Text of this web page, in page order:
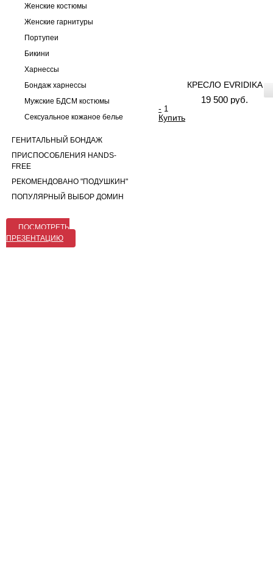
Женские костюмы
Женские гарнитуры
Портупеи
Бикини
Харнессы
Бондаж харнессы
Мужские БДСМ костюмы
Сексуальное кожаное белье
ГЕНИТАЛЬНЫЙ БОНДАЖ
ПРИСПОСОБЛЕНИЯ HANDS-
FREE
РЕКОМЕНДОВАНО "ПОДУШКИН"
ПОПУЛЯРНЫЙ ВЫБОР ДОМИН
ПОСМОТРЕТЬ
ПРЕЗЕНТАЦИЮ
КРЕСЛО EVRIDIKA
19 500 руб.
-
Купить